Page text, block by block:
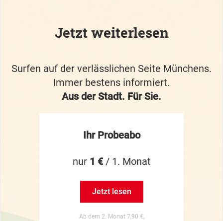
Jetzt weiterlesen
Surfen auf der verlässlichen Seite Münchens.
Immer bestens informiert.
Aus der Stadt. Für Sie.
Ihr Probeabo
nur 1 €/ 1. Monat
Jetzt lesen
Ab dem 2. Monat 7,90 €,